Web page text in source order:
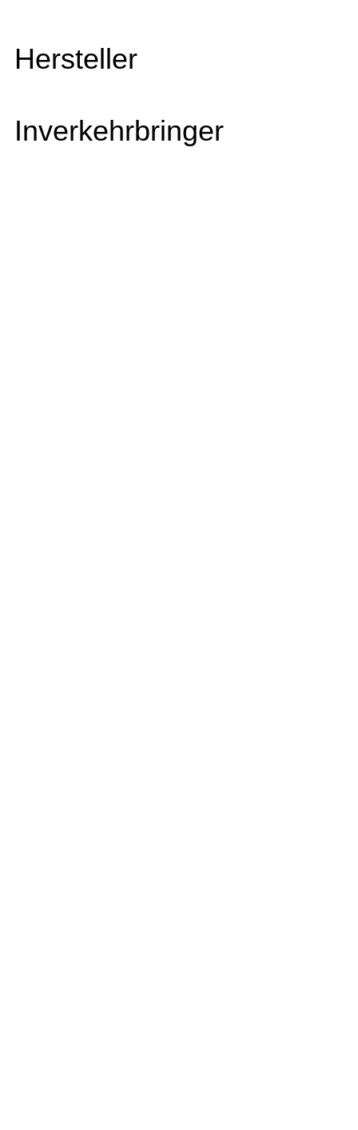
Hersteller
Inverkehrbringer